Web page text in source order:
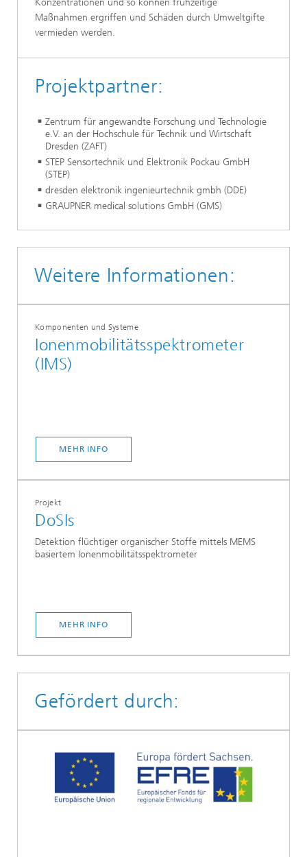
Konzentrationen und so können frühzeitige
Maßnahmen ergriffen und Schäden durch Umweltgifte
vermieden werden.
Projektpartner:
Zentrum für angewandte Forschung und Technologie
e.V. an der Hochschule für Technik und Wirtschaft
Dresden (ZAFT)
STEP Sensortechnik und Elektronik Pockau GmbH
(STEP)
dresden elektronik ingenieurtechnik gmbh (DDE)
GRAUPNER medical solutions GmbH (GMS)
Weitere Informationen:
Komponenten und Systeme
Ionenmobilitätsspektrometer
(IMS)
MEHR INFO
Projekt
DoSIs
Detektion flüchtiger organischer Stoffe mittels MEMS
basiertem Ionenmobilitätsspektrometer
MEHR INFO
Gefördert durch: